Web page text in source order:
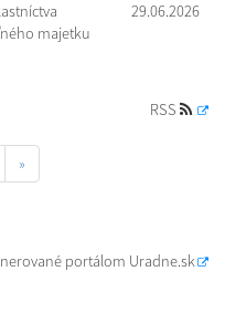
majetku
29.06.2026
RSS
»
portálom Uradne.sk